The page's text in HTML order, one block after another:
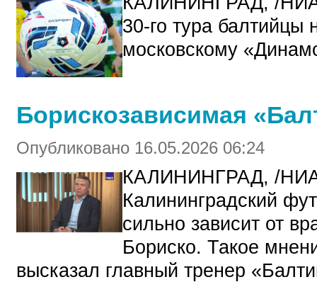
30-го тура балтийцы
московскому
Борискозависимая
Опубликовано 16.05.2026 06:24
КАЛИНИНГРАД, /
Калининградский
сильно зависит от
Бориско. Такое
высказал главный тренер